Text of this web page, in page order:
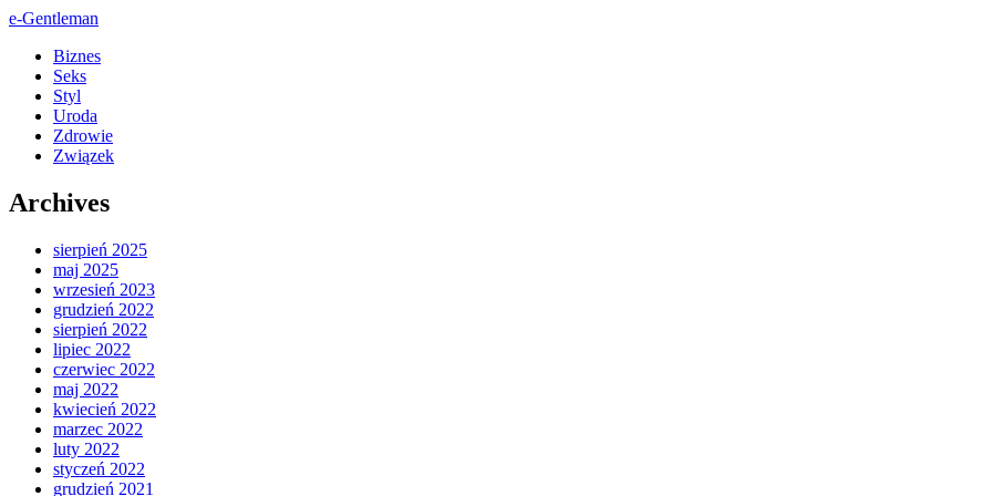
e-Gentleman
Biznes
Seks
Styl
Uroda
Zdrowie
Związek
Archives
sierpień 2025
maj 2025
wrzesień 2023
grudzień 2022
sierpień 2022
lipiec 2022
czerwiec 2022
maj 2022
kwiecień 2022
marzec 2022
luty 2022
styczeń 2022
grudzień 2021